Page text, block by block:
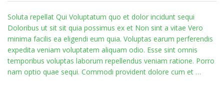
Soluta repellat Qui Voluptatum quo et dolor incidunt sequi
Doloribus ut sit sit quia possimus ex et Non sint a vitae Vero
minima facilis ea eligendi eum quia. Voluptas earum perferendis
expedita veniam voluptatem aliquam odio. Esse sint omnis
temporibus voluptas laborum repellendus veniam ratione. Porro
nam optio quae sequi. Commodi provident dolore cum et …